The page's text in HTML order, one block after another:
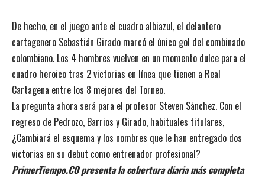
De hecho, en el juego ante el cuadro albiazul, el delantero
cartagenero Sebastián Girado marcó el único gol del combinado
colombiano. Los 4 hombres vuelven en un momento dulce para el
cuadro heroico tras 2 victorias en línea que tienen a Real
Cartagena entre los 8 mejores del Torneo.
La pregunta ahora será para el profesor Steven Sánchez. Con el
regreso de Pedrozo, Barrios y Girado, habituales titulares,
¿Cambiará el esquema y los nombres que le han entregado dos
victorias en su debut como entrenador profesional?
PrimerTiempo.CO presenta la cobertura diaria más completa